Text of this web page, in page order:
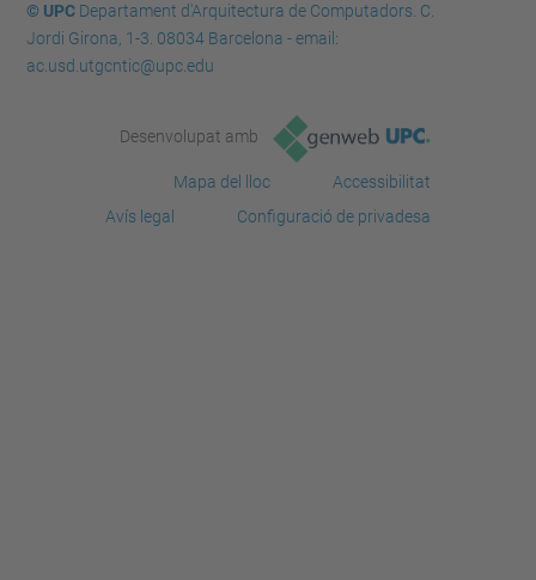
© UPCDepartament d'Arquitectura de Computadors. C.
Jordi Girona, 1-3. 08034 Barcelona - email:
ac.usd.utgcntic@upc.edu
Desenvolupat amb
Mapa del lloc
Accessibilitat
Avís legal
Configuració de privadesa